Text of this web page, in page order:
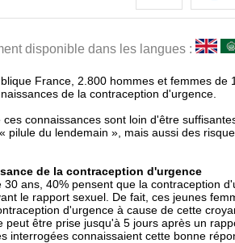
disponible dans les langues :
France, 2.800 hommes et femmes de
de la contraception d'urgence.
connaissances sont loin d'être
pilule du lendemain », mais aussi des
de la contraception d'urgence
30 ans, 40% pensent que la contraception
le rapport sexuel. De fait, ces jeunes
d'urgence à cause de cette
peut être prise jusqu'à 5 jours après un
interrogées connaissaient cette bonne